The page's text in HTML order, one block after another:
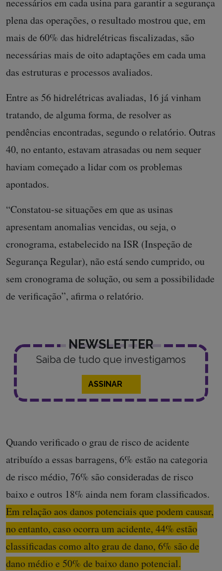
necessários em cada usina para garantir a segurança
plena das operações, o resultado mostrou que, em
mais de 60% das hidrelétricas fiscalizadas, são
necessárias mais de oito adaptações em cada uma
das estruturas e processos avaliados.
Entre as 56 hidrelétricas avaliadas, 16 já vinham
tratando, de alguma forma, de resolver as
pendências encontradas, segundo o relatório. Outras
40, no entanto, estavam atrasadas ou nem sequer
haviam começado a lidar com os problemas
apontados.
“Constatou-se situações em que as usinas
apresentam anomalias vencidas, ou seja, o
cronograma, estabelecido na ISR (Inspeção de
Segurança Regular), não está sendo cumprido, ou
sem cronograma de solução, ou sem a possibilidade
de verificação”, afirma o relatório.
NEWSLETTER
Saiba de tudo que investigamos
ASSINAR
Quando verificado o grau de risco de acidente
atribuído a essas barragens, 6% estão na categoria
de risco médio, 76% são consideradas de risco
baixo e outros 18% ainda nem foram classificados.
Em relação aos danos potenciais que podem causar,
no entanto, caso ocorra um acidente, 44% estão
classificadas como alto grau de dano, 6% são de
dano médio e 50% de baixo dano potencial.